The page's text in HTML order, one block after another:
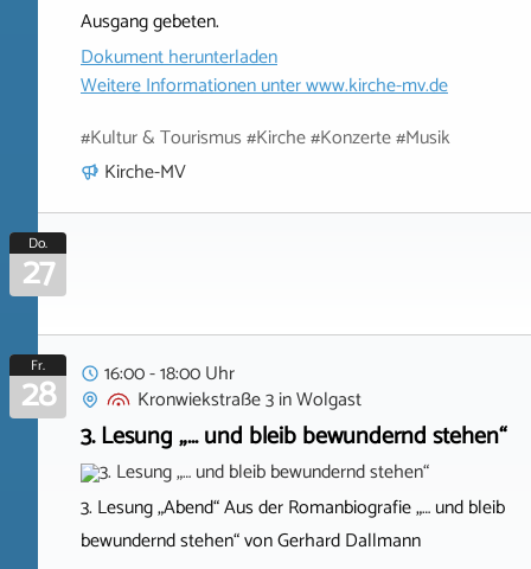
Ausgang gebeten.
Dokument herunterladen
Weitere Informationen unterwww.kirche-mv.de
#Kultur & Tourismus #Kirche #Konzerte #Musik
Kirche-MV
Do.
27
Fr.
28
16:00 - 18:00 Uhr
Kronwiekstraße 3inWolgast
3. Lesung „… und bleib bewundernd stehen“
3. Lesung „Abend“ Aus der Romanbiografie „… und bleib
bewundernd stehen“ von Gerhard Dallmann